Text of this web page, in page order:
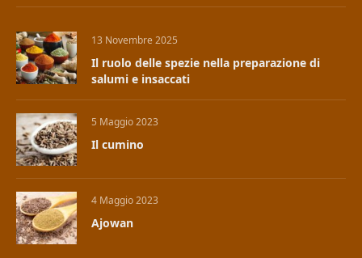
13 Novembre 2025
Il ruolo delle spezie nella preparazione di
salumi e insaccati
5 Maggio 2023
Il cumino
4 Maggio 2023
Ajowan